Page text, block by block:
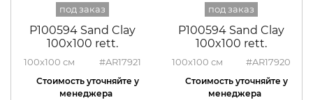
P100594 Sand Clay
100x100 rett.
100x100 #AR17921
P100594 Sand Clay
100x100 rett.
100x100 #AR17920